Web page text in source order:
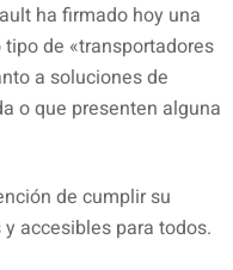
ha firmado hoy una
de «transportadores
a soluciones de
o que presenten alguna
de cumplir su
accesibles para todos.